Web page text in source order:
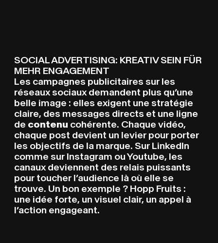
SOCIAL ADVERTISING: KREATIV SEIN FÜR
MEHR ENGAGEMENT
Les campagnes publicitaires sur les
réseaux sociaux demandent plus qu’une
belle image : elles exigent une stratégie
claire, des messages directs et une ligne
de contenu cohérente. Chaque vidéo,
chaque post devient un levier pour porter
les objectifs de la marque. Sur LinkedIn
comme sur Instagram ou Youtube, les
canaux deviennent des relais puissants
pour toucher l’audience là où elle se
trouve. Un bon exemple ? Hopp Fruits :
une idée forte, un visuel clair, un appel à
l’action engageant.